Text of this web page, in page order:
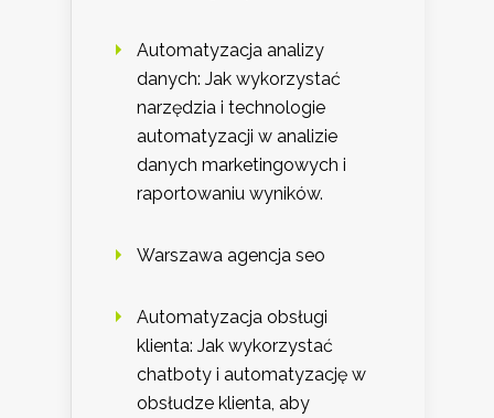
Automatyzacja analizy
danych: Jak wykorzystać
narzędzia i technologie
automatyzacji w analizie
danych marketingowych i
raportowaniu wyników.
Warszawa agencja seo
Automatyzacja obsługi
klienta: Jak wykorzystać
chatboty i automatyzację w
obsłudze klienta, aby